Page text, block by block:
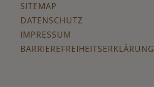
SITEMAP
DATENSCHUTZ
IMPRESSUM
BARRIEREFREIHEITSERKLÄRUNG